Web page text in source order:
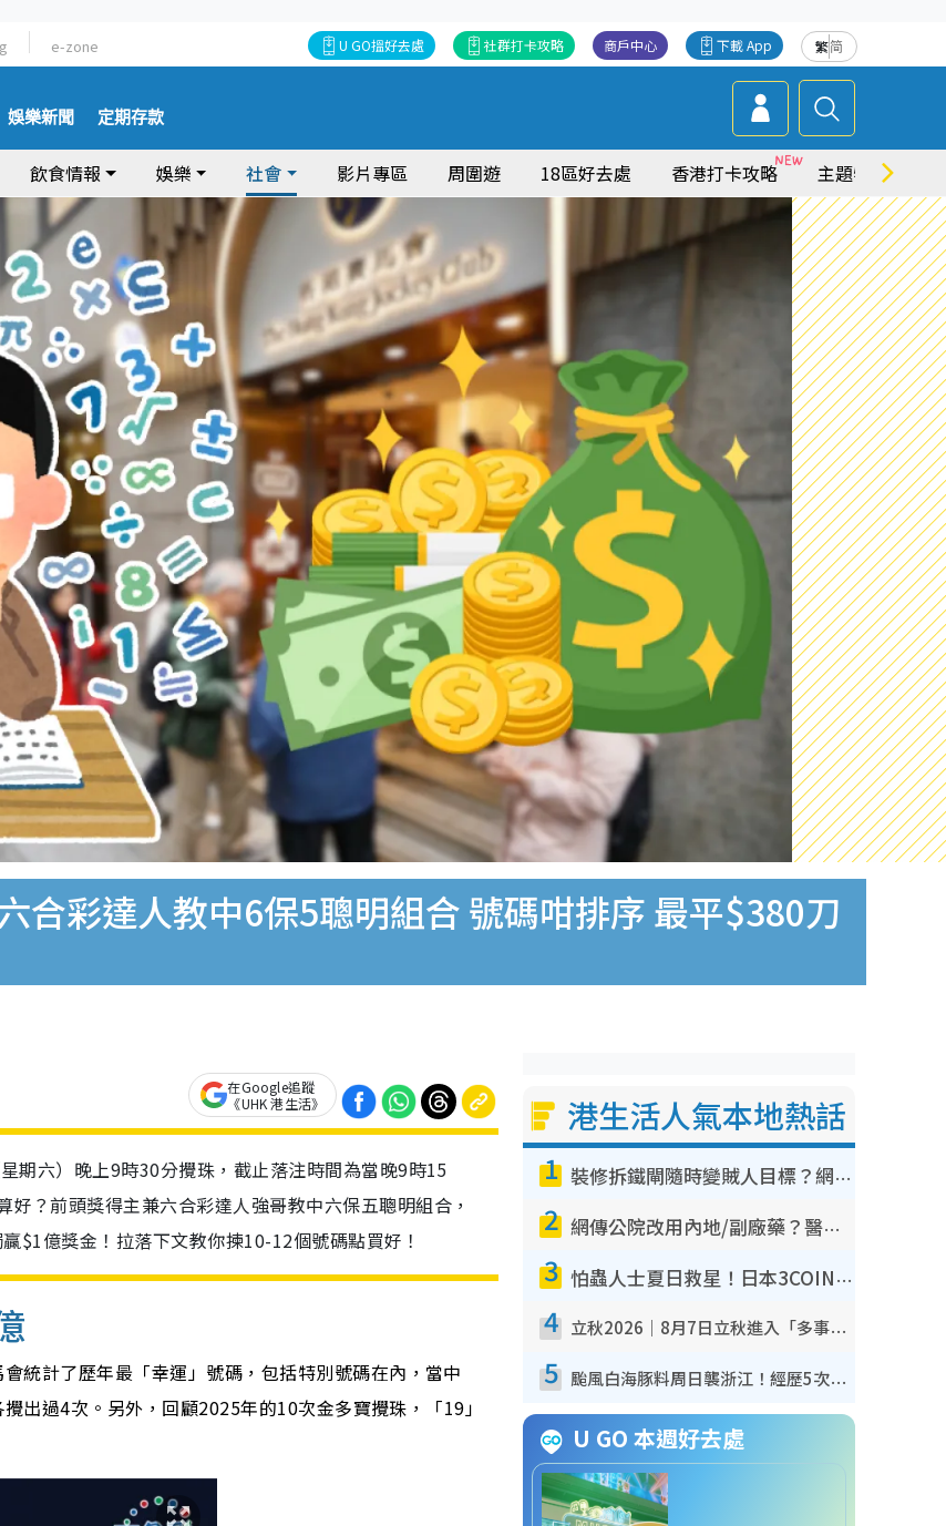
e-zone 繁简
下載 App
商戶中心
社群打卡攻略
U GO搵好去處
娛樂新聞 定期存款
飲食情報 娛樂 社會 影片專區 周圍遊 18區好去處 香港打卡攻略 主題特集
合彩達人教中6保5聰明組合 號碼咁排序 最平$380刀
在Google追蹤
《UHK 港生活》
期六）晚上9時30分攪珠，截止落注時間為當晚9時15
？前頭獎得主兼六合彩達人強哥教中六保五聰明組合，
$1億獎金！拉落下文教你揀10-12個號碼點買好！
統計了歷年最「幸運」號碼，包括特別號碼在內，當中
出過4次。另外，回顧2025年的10次金多寶攪珠，「19」
港生活人氣本地熱話
1 裝修拆鐵閘隨時變賊人目標？網民揭2大關鍵用途：裝新式等於白裝？附新舊鐵閘分別
2 網傳公院改用內地/副廠藥？醫生拆解正副廠分別 揭4類人換藥隨時出事
3 怕蟲人士夏日救星！日本3COINS爆紅驅蟲神器$45起 1招「全程免觸碰」輕鬆搞定小強
4 立秋2026｜8月7日立秋進入「多事之秋」 3件事唔做得！專家教6招開運 清枱頭／銀包納氣接好運
5 颱風白海豚料周日襲浙江！經歷5次「眼牆置換」極罕見 成登陸內地最長途颱風
U GO 本週好去處